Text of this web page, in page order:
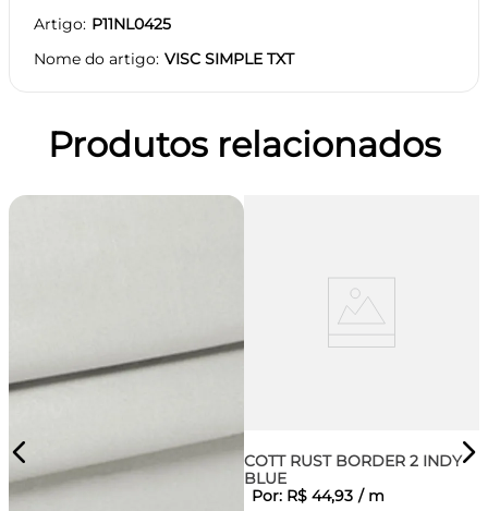
Artigo P11NL0425
Nome do artigo VISC SIMPLE TXT
Produtos relacionados
COTT RUST BORDER 2 INDY
BLUE
Por: R$ 44,93 / m